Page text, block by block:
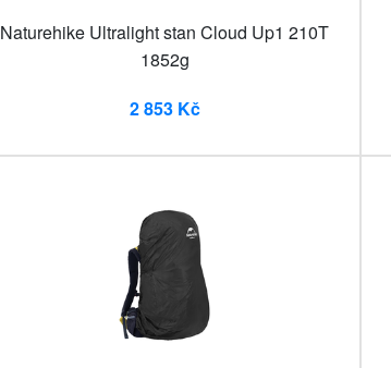
Naturehike Ultralight stan Cloud Up1 210T
1852g
2 853 Kč